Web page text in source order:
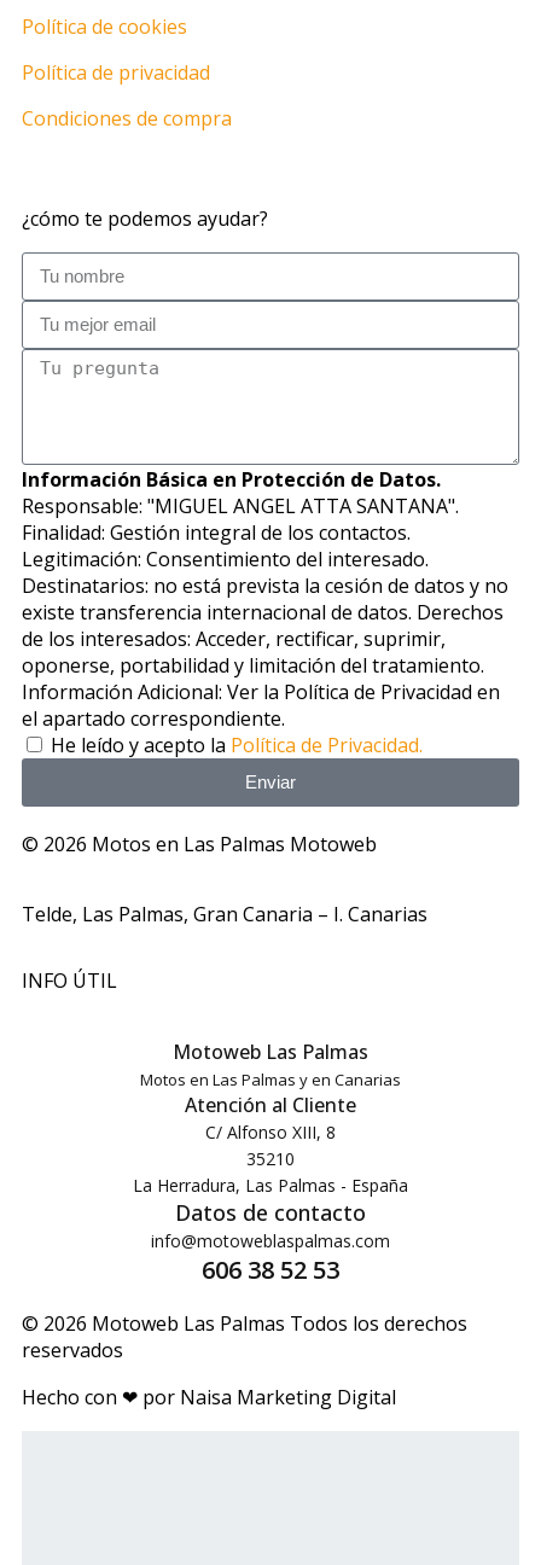
Política de cookies
Política de privacidad
Condiciones de compra
¿cómo te podemos ayudar?
Información Básica en Protección de Datos.
Responsable: "MIGUEL ANGEL ATTA SANTANA".
Finalidad: Gestión integral de los contactos.
Legitimación: Consentimiento del interesado.
Destinatarios: no está prevista la cesión de datos y no
existe transferencia internacional de datos. Derechos
de los interesados: Acceder, rectificar, suprimir,
oponerse, portabilidad y limitación del tratamiento.
Información Adicional: Ver la Política de Privacidad en
el apartado correspondiente.
He leído y acepto la Política de Privacidad.
Enviar
© 2026 Motos en Las Palmas Motoweb
Telde, Las Palmas, Gran Canaria – I. Canarias
INFO ÚTIL
Motoweb Las Palmas
Motos en Las Palmas y en Canarias
Atención al Cliente
C/ Alfonso XIII, 8
35210
La Herradura, Las Palmas - España
Datos de contacto
info@motoweblaspalmas.com
606 38 52 53
© 2026 Motoweb Las Palmas Todos los derechos
reservados
Hecho con ❤ por Naisa Marketing Digital